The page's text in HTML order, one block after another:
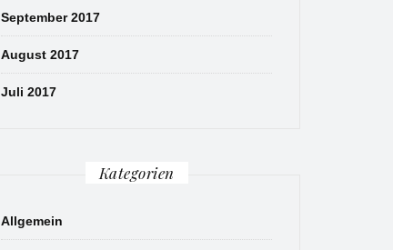
September 2017
August 2017
Juli 2017
Kategorien
Allgemein